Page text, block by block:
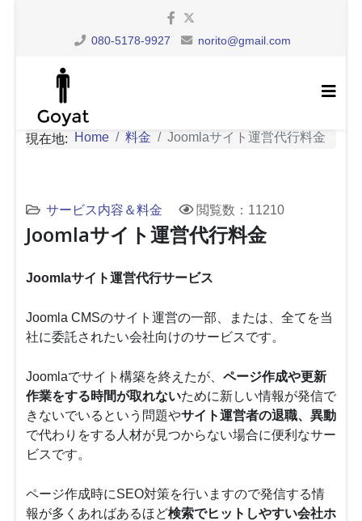
080-5178-9927 norito@gmail.com
現在地: Home 料金 Joomlaサイト運営代行料金
サービス内容＆料金 閲覧数：11210
Joomlaサイト運営代行料金
Joomlaサイト運営代行サービス
Joomla CMSのサイト運営の一部、または、全てを当
社に委託されたい会社向けのサービスです。
Joomlaでサイト構築を終えたが、 ページ作成や更新
作業をする時間が取れないために新しい情報が発信で
きないでいるという問題やサイト運営者の退職、異動
で代わりをする人材が見つからない場合に便利なサー
ビスです。
ページ作成時にSEO対策を行いますので発信する情
報が多くあればあるほど検索でヒットしやすい会社ホ